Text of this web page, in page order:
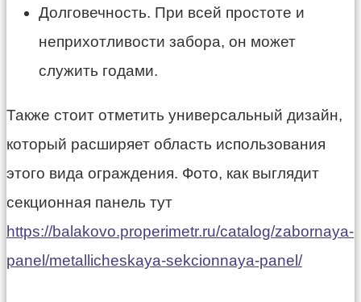
Долговечность. При всей простоте и
неприхотливости забора, он может
служить годами.
Также стоит отметить универсальный дизайн,
который расширяет область использования
этого вида ограждения. Фото, как выглядит
секционная панель тут
https://balakovo.properimetr.ru/catalog/zabornaya-
panel/metallicheskaya-sekcionnaya-panel/